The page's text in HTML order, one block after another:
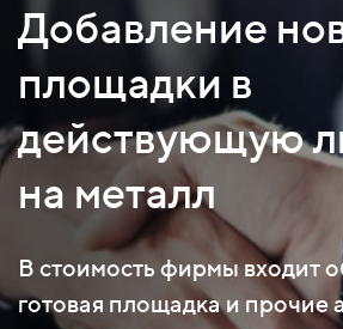
Добавление
площадки в
действующую
на металл
В стоимость фирмы входит
готовая площадка и прочие